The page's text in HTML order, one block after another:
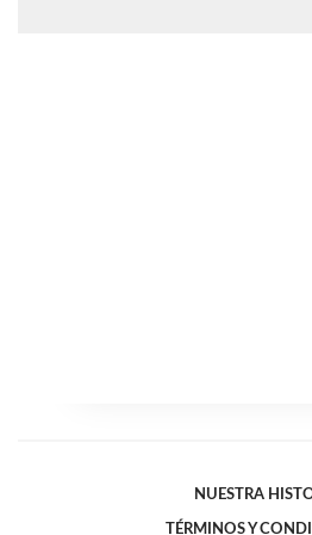
NUESTRA
TÉRMINOS Y